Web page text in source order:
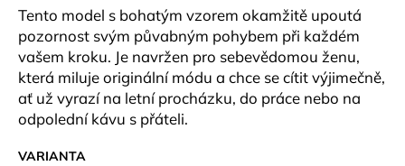
Tento model s bohatým vzorem okamžitě upoutá
pozornost svým půvabným pohybem při každém
vašem kroku. Je navržen pro sebevědomou ženu,
která miluje originální módu a chce se cítit výjimečně,
ať už vyrazí na letní procházku, do práce nebo na
odpolední kávu s přáteli.
VARIANTA
HLEDAT
D
o
p